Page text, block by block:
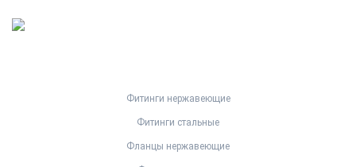
Фитинги нержавеющие
Фитинги стальные
Фланцы нержавеющие